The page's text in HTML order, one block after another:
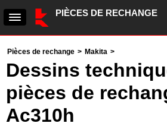
PIÈCES DE RECHANGE
Pièces de rechange > Makita >
Dessins
pièces de
Ac310h